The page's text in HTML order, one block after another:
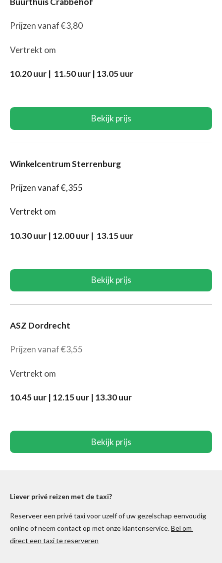
Prijzen vanaf €3,80
Vertrekt om
10.20 uur | 11.50 uur | 13.05 uur
Bekijk prijs
Winkelcentrum Sterrenburg
Prijzen vanaf €,355
Vertrekt om
10.30 uur | 12.00 uur | 13.15 uur
Bekijk prijs
ASZ Dordrecht
Prijzen vanaf €3,55
Vertrekt om
10.45 uur | 12.15 uur | 13.30 uur
Bekijk prijs
Liever privé reizen met de taxi?
Reserveer een privé taxi voor uzelf of uw gezelschap eenvoudig
online of neem contact op met onze klantenservice.Bel om
direct een taxi te reserveren